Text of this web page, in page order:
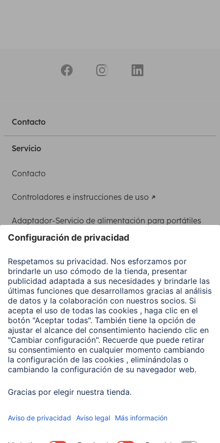
Contacto
Servicio
Contacto
Controladores e instrucciones de uso
Adaptador-Servicio de alimentación para portátiles
Clientes online
Conviértete en distribuidor
Compañía
Historia de la empresa
Hama en todo el Mundo
Sostenibilidad
Business-Portal